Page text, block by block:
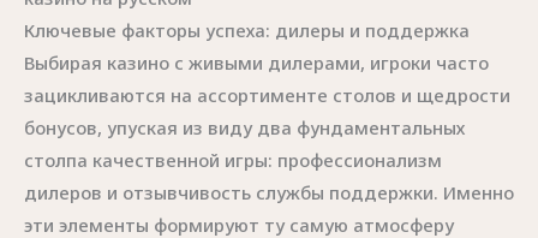
Ключевые факторы успеха: дилеры и поддержка
Выбирая казино с живыми дилерами, игроки часто
зацикливаются на ассортименте столов и щедрости
бонусов, упуская из виду два фундаментальных
столпа качественной игры: профессионализм
дилеров и отзывчивость службы поддержки. Именно
эти элементы формируют ту самую атмосферу